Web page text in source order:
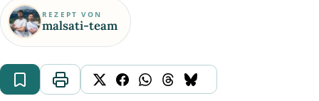
REZEPT VON
malsati-team